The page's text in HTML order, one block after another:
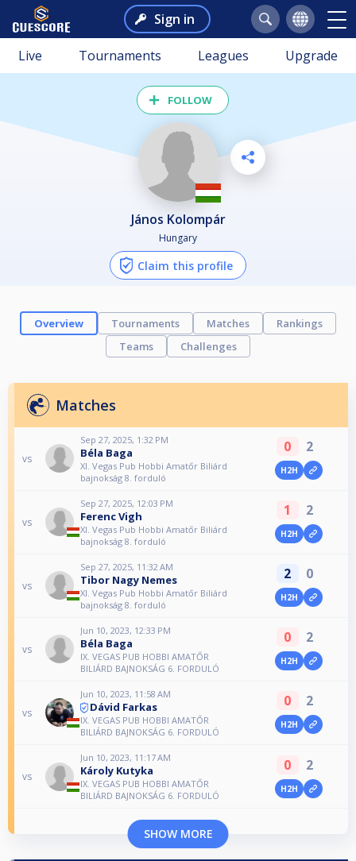
Sign in
Live Tournaments Leagues Upgrade
FOLLOW
János Kolompár
Hungary
Claim this profile
Overview Tournaments Matches
Rankings
Teams
Challenges
Matches
vs
Sep 27, 2025, 1:32 PM
Béla Baga
XI. Vegas Pub Hobbi Amatőr Biliárd
bajnokság 8. forduló
0 2
H2H
vs
Sep 27, 2025, 12:03 PM
Ferenc Vigh
XI. Vegas Pub Hobbi Amatőr Biliárd
bajnokság 8. forduló
1 2
H2H
vs
Sep 27, 2025, 11:32 AM
Tibor Nagy Nemes
XI. Vegas Pub Hobbi Amatőr Biliárd
bajnokság 8. forduló
2 0
H2H
vs
Jun 10, 2023, 12:33 PM
Béla Baga
IX. VEGAS PUB HOBBI AMATŐR
BILIÁRD BAJNOKSÁG 6. FORDULÓ
0 2
H2H
vs
Jun 10, 2023, 11:58 AM
Dávid Farkas
IX. VEGAS PUB HOBBI AMATŐR
BILIÁRD BAJNOKSÁG 6. FORDULÓ
0 2
H2H
vs
Jun 10, 2023, 11:17 AM
Károly Kutyka
IX. VEGAS PUB HOBBI AMATŐR
BILIÁRD BAJNOKSÁG 6. FORDULÓ
0 2
H2H
SHOW MORE